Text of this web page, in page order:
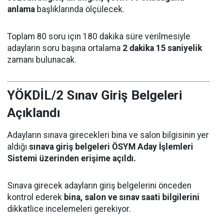
anlama başlıklarında ölçülecek.
Toplam 80 soru için 180 dakika süre verilmesiyle
adayların soru başına ortalama 2 dakika 15 saniyelik
zamanı bulunacak.
YÖKDİL/2 Sınav Giriş Belgeleri
Açıklandı
Adayların sınava girecekleri bina ve salon bilgisinin yer
aldığı sınava giriş belgeleri ÖSYM Aday İşlemleri
Sistemi üzerinden erişime açıldı.
Sınava girecek adayların giriş belgelerini önceden
kontrol ederek bina, salon ve sınav saati bilgilerini
dikkatlice incelemeleri gerekiyor.